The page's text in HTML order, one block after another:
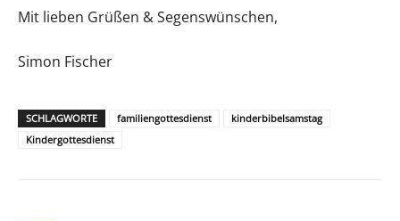
Mit lieben Grüßen & Segenswünschen,
Simon Fischer
SCHLAGWORTE familiengottesdienst
kinderbibelsamstag
Kindergottesdienst